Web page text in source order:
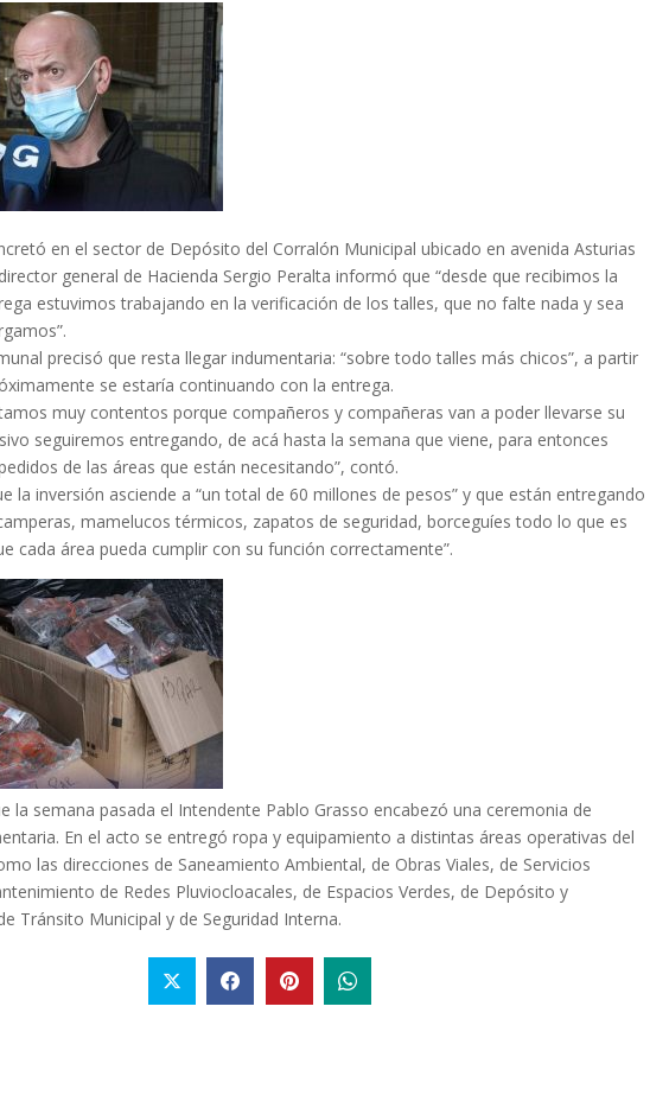
en el sector de Depósito del Corralón Municipal ubicado en avenida Asturias
general de Hacienda Sergio Peralta informó que “desde que recibimos la
estuvimos trabajando en la verificación de los talles, que no falte nada y sea
precisó que resta llegar indumentaria: “sobre todo talles más chicos”, a partir
se estaría continuando con la entrega.
muy contentos porque compañeros y compañeras van a poder llevarse su
seguiremos entregando, de acá hasta la semana que viene, para entonces
de las áreas que están necesitando”, contó.
la inversión asciende a “un total de 60 millones de pesos” y que están entregando
mamelucos térmicos, zapatos de seguridad, borceguíes todo lo que es
cada área pueda cumplir con su función correctamente”.
la semana pasada el Intendente Pablo Grasso encabezó una ceremonia de
En el acto se entregó ropa y equipamiento a distintas áreas operativas del
las direcciones de Saneamiento Ambiental, de Obras Viales, de Servicios
de Redes Pluviocloacales, de Espacios Verdes, de Depósito y
Tránsito Municipal y de Seguridad Interna.